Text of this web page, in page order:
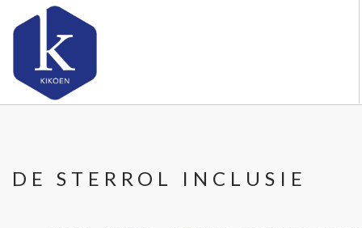
VACATURES
DE STERROL INCLUSIE